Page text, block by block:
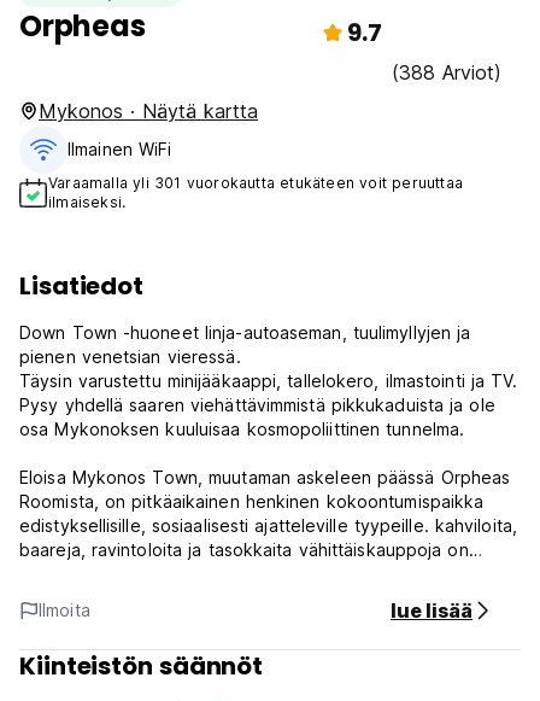
Orpheas 9.7
(388 Arviot)
Mykonos · Näytä kartta
Ilmainen WiFi
Varaamalla yli 301 vuorokautta etukäteen voit peruuttaa
ilmaiseksi.
Lisatiedot
Down Town -huoneet linja-autoaseman, tuulimyllyjen ja
pienen venetsian vieressä.
Täysin varustettu minijääkaappi, tallelokero, ilmastointi ja TV.
Pysy yhdellä saaren viehättävimmistä pikkukaduista ja ole
osa Mykonoksen kuuluisaa kosmopoliittinen tunnelma.
Eloisa Mykonos Town, muutaman askeleen päässä Orpheas
Roomista, on pitkäaikainen henkinen kokoontumispaikka
edistyksellisille, sosiaalisesti ajatteleville tyypeille. kahviloita,
baareja, ravintoloita ja tasokkaita vähittäiskauppoja on
jälkiruoalle, homobaariin tai ostaa tuoreita tuotteita
sunnuntaisin maanviljelijöiden torilta. Keskeisellä paikalla,
jossa on lukuisia yöelämän vaihtoehtoja (ja usein
väkijoukkoja), Orpheas Rooms on ihanteellinen matkailijoille,
Ilmoita lue lisää
Kiinteistön säännöt